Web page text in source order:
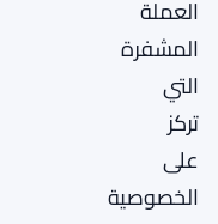
العملة
المشفرة
التي
تركز
على
الخصوصية